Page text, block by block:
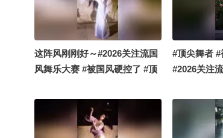
这阵风刚刚好～#2026关注流国
风舞乐大赛 #被国风硬控了 #顶
#顶尖舞者
#2026关注